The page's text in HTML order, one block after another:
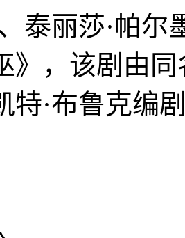
泰丽莎·帕
》，该剧由
特·布鲁克编